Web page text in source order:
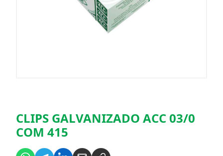
CLIPS GALVANIZADO ACC 03/0
COM 415